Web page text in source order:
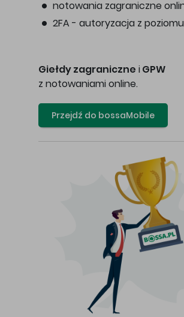
notowania zagraniczne
2FA - autoryzacja z
Giełdy zagraniczne i GPW
z notowaniami online.
Przejdź do bossaMobile